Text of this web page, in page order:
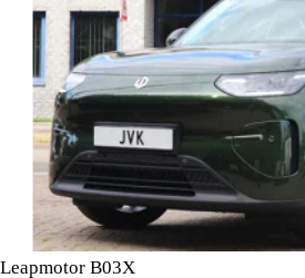
Leapmotor B03X